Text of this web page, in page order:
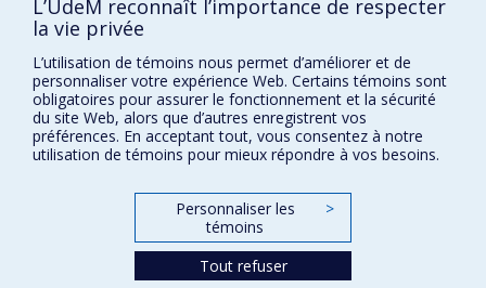
DISTINCTIONS
L’UdeM reconnaît l’importance de respecter
la vie privée
L’utilisation de témoins nous permet d’améliorer et de
personnaliser votre expérience Web. Certains témoins sont
obligatoires pour assurer le fonctionnement et la sécurité
du site Web, alors que d’autres enregistrent vos
préférences. En acceptant tout, vous consentez à notre
utilisation de témoins pour mieux répondre à vos besoins.
Personnaliser les
témoins
>
Tout refuser